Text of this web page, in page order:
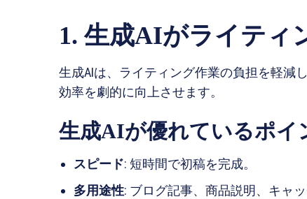
1. 生成AIがライティ
生成AIは、ライティング作業の負担を軽減
効率を劇的に向上させます。
生成AIが優れているポイ
スピード: 短時間で初稿を完成。
多用途性: ブログ記事、商品説明、キャ